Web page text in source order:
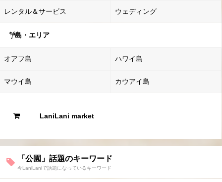
レンタル＆サービス ウェディング
島・エリア
オアフ島 ハワイ島
マウイ島 カウアイ島
LaniLani market
「公園」話題のキーワード
今LaniLaniで話題になっているキーワード